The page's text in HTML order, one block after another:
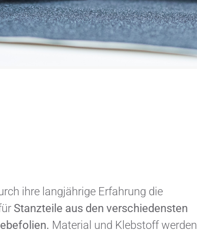
ihre langjährige Erfahrung die
Stanzteile aus den verschiedensten
Material und Klebstoff werden